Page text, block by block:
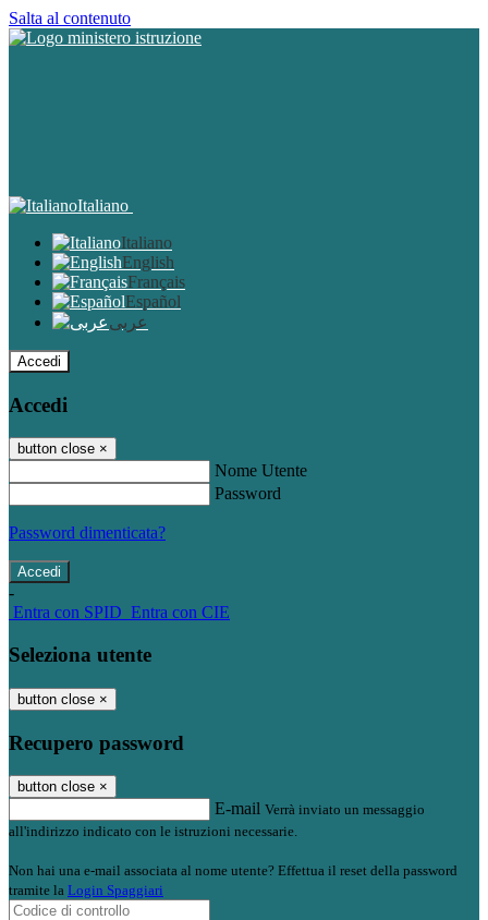
Salta al contenuto
Italiano
Italiano
English
Français
Español
عربى
Accedi
Accedi
button close ×
Nome Utente
Password
Password dimenticata?
-
Entra con SPID Entra con CIE
Seleziona utente
button close ×
Recupero password
button close ×
E-mail Verrà inviato un messaggio
all'indirizzo indicato con le istruzioni necessarie.
Non hai una e-mail associata al nome utente? Effettua il reset della password
tramite la Login Spaggiari